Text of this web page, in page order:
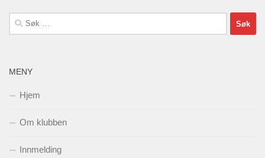
Søk
etter:
MENY
Hjem
Om klubben
Innmelding